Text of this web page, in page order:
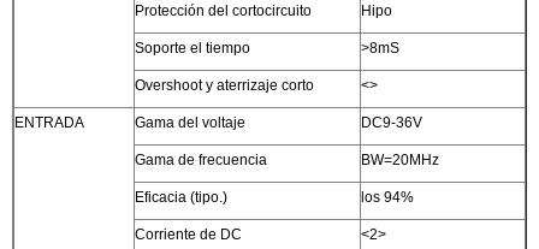
Protección del cortocircuito Hipo
Soporte el tiempo >8mS
Overshoot y aterrizaje corto <>
ENTRADA Gama del voltaje DC9-36V
Gama de frecuencia BW=20MHz
Eficacia (tipo.) los 94%
Corriente de DC <2>